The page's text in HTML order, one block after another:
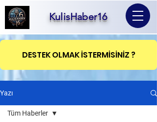
KulisHaber16
DESTEK OLMAK İSTERMİSİNİZ ?
Yazı
Tüm Haberler